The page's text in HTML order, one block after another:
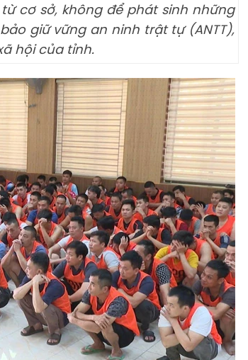
cơ sở, không để phát sinh những
giữ vững an ninh trật tự (ANTT),
hội của tỉnh.